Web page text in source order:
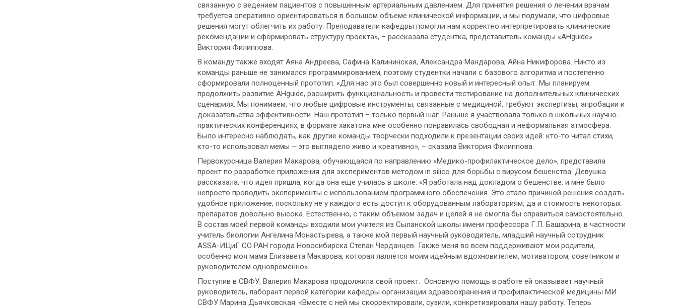
связанную с ведением пациентов с повышенным артериальным давлением. Для принятия решения о лечении врачам
требуется оперативно ориентироваться в большом объеме клинической информации, и мы подумали, что цифровые
решения могут облегчить их работу. Преподаватели кафедры помогли нам корректно интерпретировать клинические
рекомендации и сформировать структуру проекта», – рассказала студентка, представитель команды «AHguide»
Виктория Филиппова.
В команду также входят Аяна Андреева, Сафина Калининская, Александра Мандарова, Айна Никифорова. Никто из
команды раньше не занимался программированием, поэтому студентки начали с базового алгоритма и постепенно
сформировали полноценный прототип. «Для нас это был совершенно новый и интересный опыт. Мы планируем
продолжить развитие AHguide, расширить функциональность и провести тестирование на дополнительных клинических
сценариях. Мы понимаем, что любые цифровые инструменты, связанные с медициной, требуют экспертизы, апробации и
доказательства эффективности. Наш прототип – только первый шаг. Раньше я участвовала только в школьных научно-
практических конференциях, в формате хакатона мне особенно понравилась свободная и неформальная атмосфера.
Было интересно наблюдать, как другие команды творчески подходили к презентации своих идей: кто-то читал стихи,
кто-то использовал мемы – это выглядело живо и креативно», – сказала Виктория Филиппова.
Первокурсница Валерия Макарова, обучающаяся по направлению «Медико-профилактическое дело», представила
проект по разработке приложения для экспериментов методом in silico для борьбы с вирусом бешенства. Девушка
рассказала, что идея пришла, когда она еще училась в школе: «Я работала над докладом о бешенстве, и мне было
непросто проводить эксперименты с использованием программного обеспечения. Это стало причиной решения создать
удобное приложение, поскольку не у каждого есть доступ к оборудованным лабораториям, да и стоимость некоторых
препаратов довольно высока. Естественно, с таким объемом задач и целей я не смогла бы справиться самостоятельно.
В состав моей первой команды входили мои учителя из Сыланской школы имени профессора Г.П. Башарина, в частности
учитель биологии Ангелина Монастырева, а также мой первый научный руководитель, младший научный сотрудник
ASSA-ИЦиГ СО РАН города Новосибирска Степан Черданцев. Также меня во всем поддерживают мои родители,
особенно моя мама Елизавета Макарова, которая является моим идейным вдохновителем, мотиватором, советником и
руководителем одновременно».
Поступив в СВФУ, Валерия Макарова продолжила свой проект. Основную помощь в работе ей оказывает научный
руководитель, лаборант первой категории кафедры организации здравоохранения и профилактической медицины МИ
СВФУ Марина Дьячковская. «Вместе с ней мы скорректировали, сузили, конкретизировали нашу работу. Теперь